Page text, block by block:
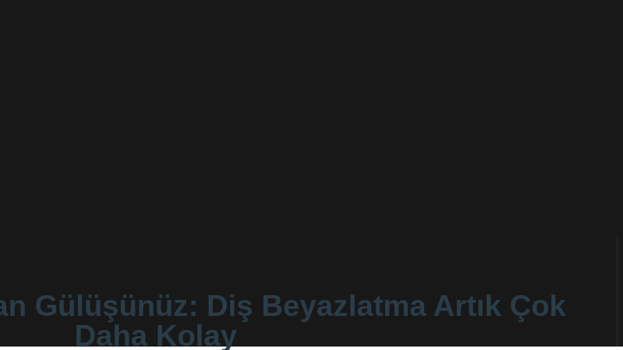
Gülüşünüz: Diş Beyazlatma Artık Çok
Daha Kolay